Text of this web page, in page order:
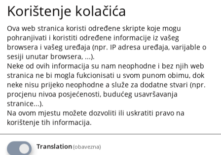
calendar
select
a
date.
Press
the
question
mark
key
to
get
the
calendar
and
select
a
Press
the
question
mark
key
get
Trenutno nema vijesti
Korištenje kolačića
Ova web stranica koristi određene skripte koje mogu
pohranjivati i koristiti određene informacije iz vašeg
browsera i vašeg uređaja (npr. IP adresa uređaja, varijable o
sesiji unutar browsera, ...).
Neke od ovih informacija su nam neophodne i bez njih web
stranica ne bi mogla fukcionisati u svom punom obimu, dok
neke nisu prijeko neophodne a služe za dodatne stvari (npr.
procjenu nivoa posjećenosti, budućeg usavršavanja
stranice...).
Na ovom mjestu možete dozvoliti ili uskratiti pravo na
korištenje tih informacija.
Translation(obavezna)